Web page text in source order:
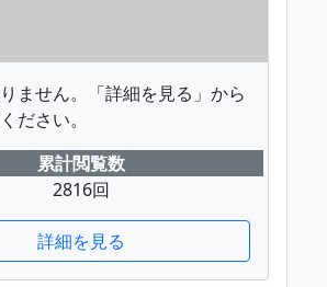
ません。「詳細を見る」から
ださい。
累計閲覧数
2816回
詳細を見る